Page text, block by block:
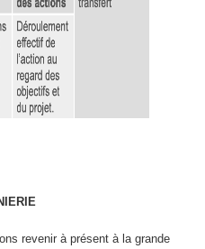
revenir à présent à la grande